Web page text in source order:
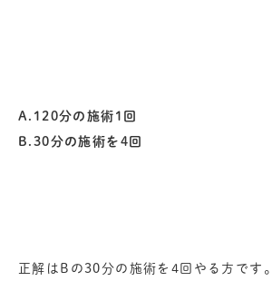
A.120分の施術1回
B.30分の施術を4回
正解はBの30分の施術を4回やる方です。